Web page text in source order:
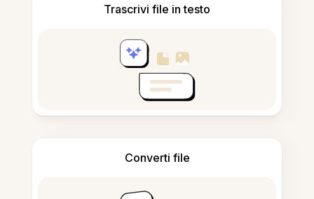
Trascrivi file in testo
Converti file